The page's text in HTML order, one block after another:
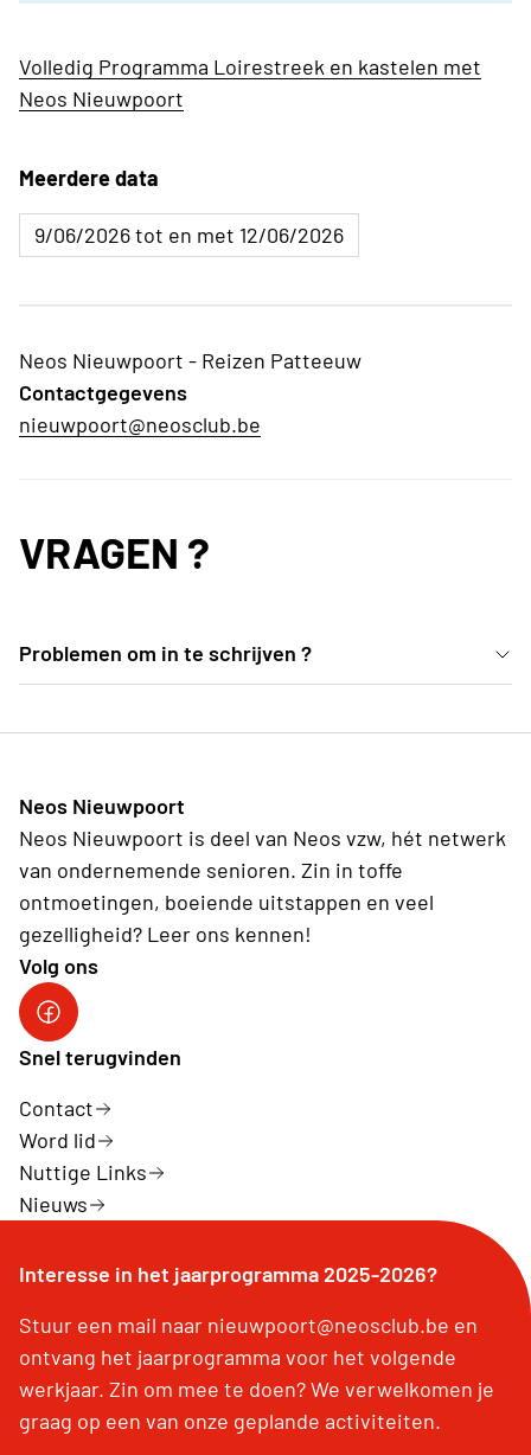
Volledig Programma Loirestreek en kastelen met
Neos Nieuwpoort
Meerdere data
9/06/2026 tot en met 12/06/2026
Neos Nieuwpoort - Reizen Patteeuw
Contactgegevens
nieuwpoort@neosclub.be
VRAGEN ?
Problemen om in te schrijven ?
klaar om jullie te helpen!
Neos Nieuwpoort
Neos Nieuwpoort is deel van Neos vzw, hét netwerk
van ondernemende senioren. Zin in toffe
ontmoetingen, boeiende uitstappen en veel
gezelligheid? Leer ons kennen!
Volg ons
Neos-Nieuwpoort
Snel terugvinden
Contact
Word lid
Nuttige Links
Nieuws
Interesse in het jaarprogramma 2025-2026?
Stuur een mail naar nieuwpoort@neosclub.be en
ontvang het jaarprogramma voor het volgende
werkjaar. Zin om mee te doen? We verwelkomen je
graag op een van onze geplande activiteiten.